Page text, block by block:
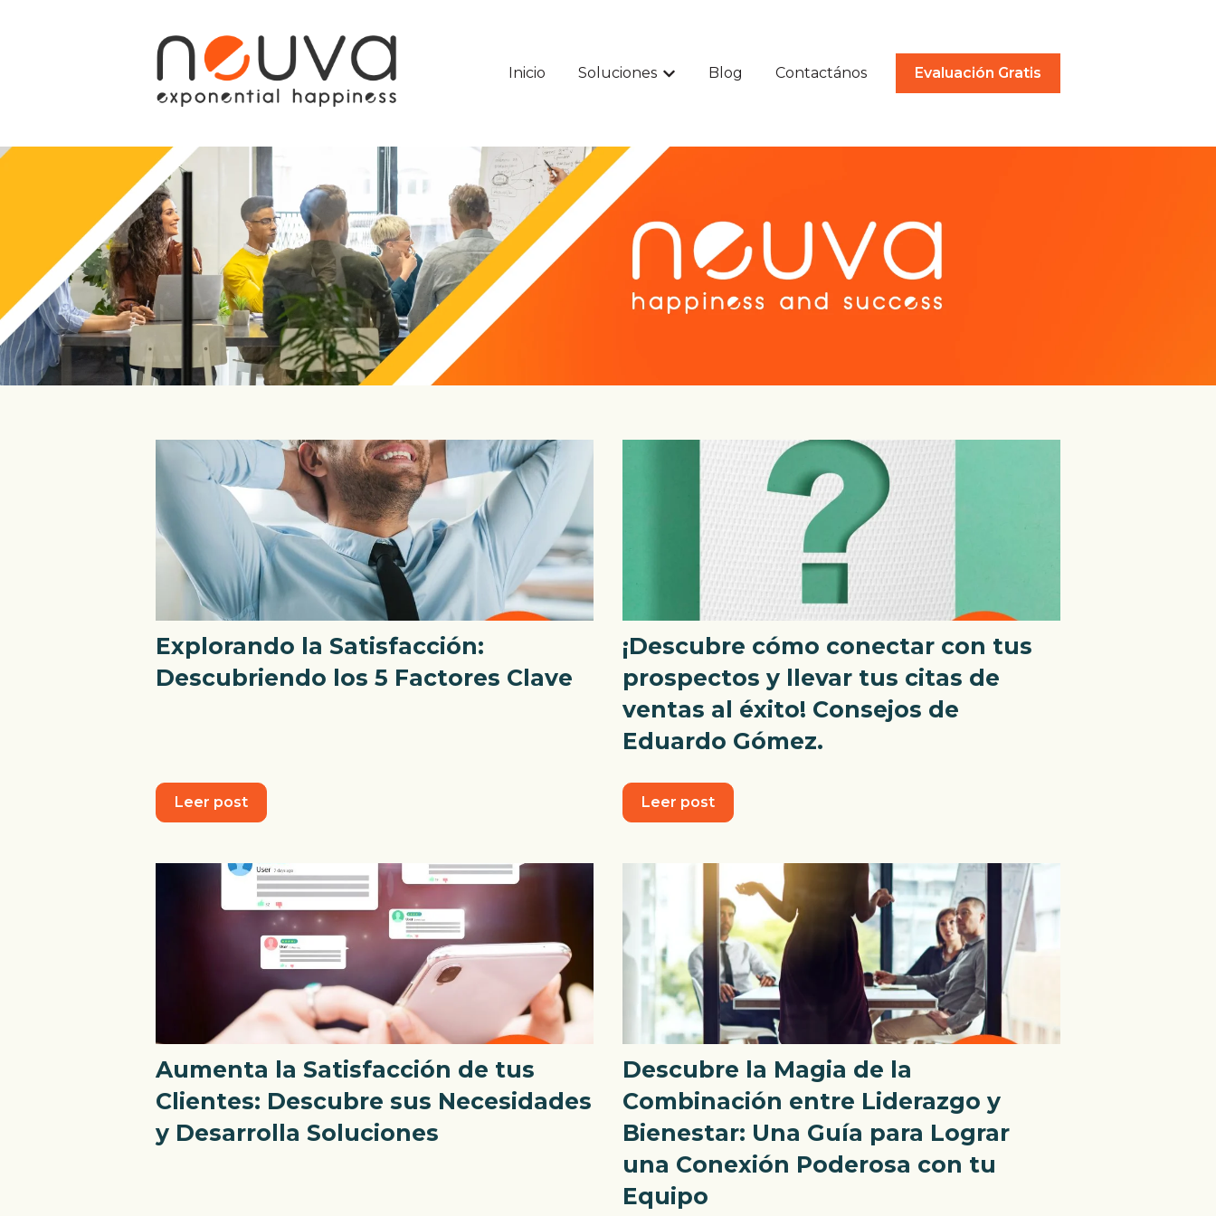
Inicio Soluciones
Mostrar submenú para Soluciones
Blog Contactános Evaluación Gratis
Explorando la Satisfacción:
Descubriendo los 5 Factores Clave
Leer post
¡Descubre cómo conectar con tus
prospectos y llevar tus citas de
ventas al éxito! Consejos de
Eduardo Gómez.
Leer post
Aumenta la Satisfacción de tus
Clientes: Descubre sus Necesidades
y Desarrolla Soluciones
Descubre la Magia de la
Combinación entre Liderazgo y
Bienestar: Una Guía para Lograr
una Conexión Poderosa con tu
Equipo